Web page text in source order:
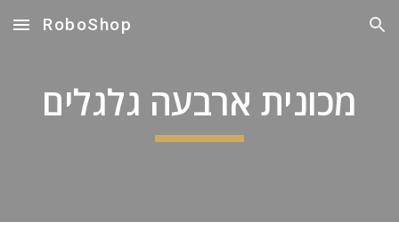
Skip to main content Skip to navigation
RoboShop
מכונית ארבעה גלגלים